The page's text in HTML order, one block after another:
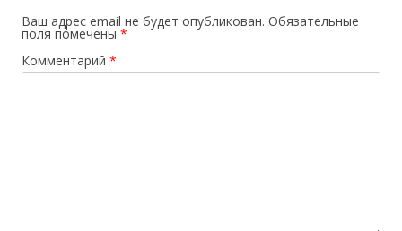
Ваш адрес email не будет опубликован. Обязательные
поля помечены *
Комментарий *